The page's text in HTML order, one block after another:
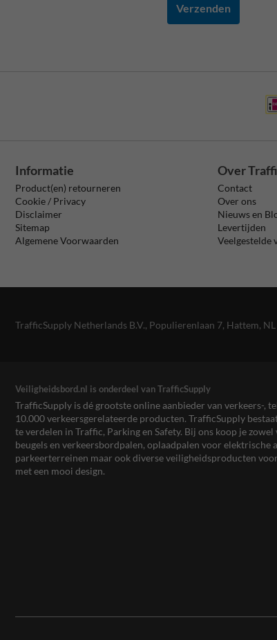
Verzenden
Informatie
Product(en) retourneren
Cookie / Privacy
Disclaimer
Sitemap
Algemene Voorwaarden
Over
Contact
Over ons
Nieuws en
Levertijden
Veelgestelde
TrafficSupply Netherlands B.V., Populierenlaan 7, Hattem, NL
Veiligheidsbord.nl is onderdeel van TrafficSupply
TrafficSupply is dé grootste online aanbieder van verkeers-,
10.000 verkeersgerelateerde producten. TrafficSupply
te verdelen in Traffic, Parking en Safety. Bij ons koop je
beugels en verkeersbordpalen, oplaadpalen voor elektrische
parkeerterreinen maar ook diverse veiligheidsproducten
met een mooi design.